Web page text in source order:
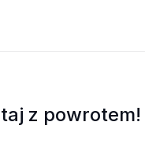
z powrotem!